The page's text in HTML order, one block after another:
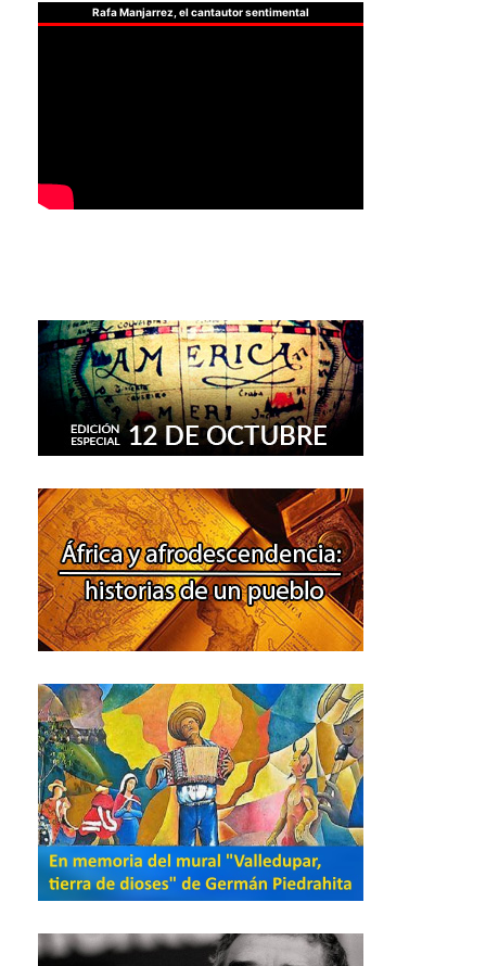
Rafa Manjarrez, el cantautor sentimental